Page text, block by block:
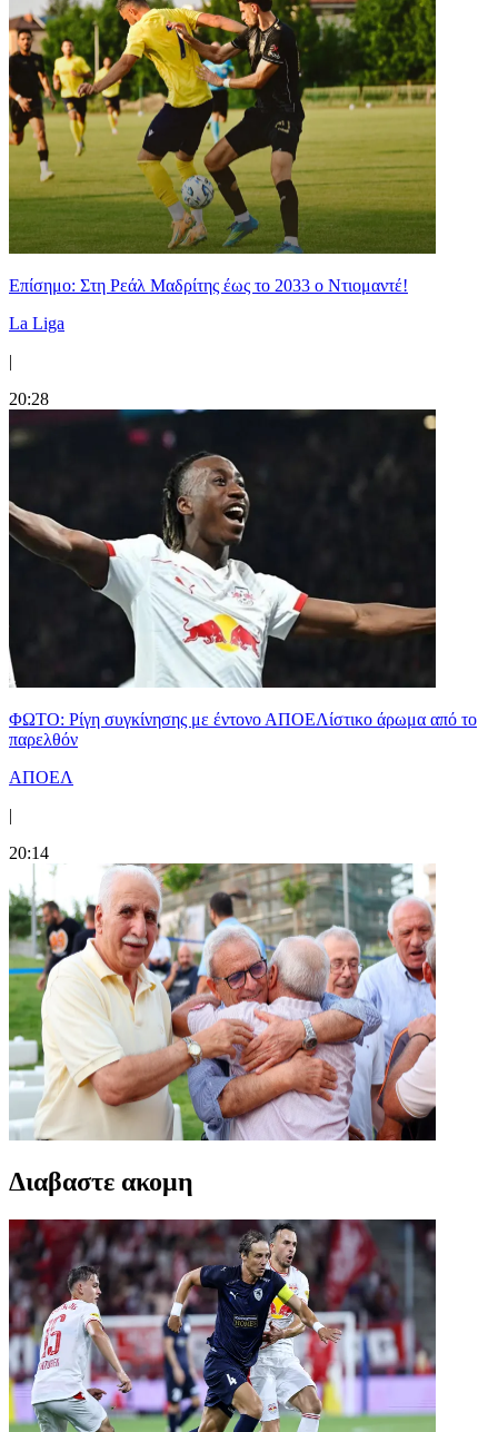
Επίσημο: Στη Ρεάλ Μαδρίτης έως το 2033 ο Ντιομαντέ!
La Liga
|
20:28
ΦΩΤΟ: Ρίγη συγκίνησης με έντονο ΑΠΟΕΛίστικο άρωμα από το
παρελθόν
ΑΠΟΕΛ
|
20:14
Διαβαστε ακομη